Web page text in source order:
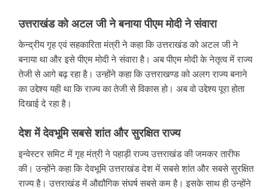
उत्तराखंड को अटल जी ने बनाया पीएम मोदी ने संवारा
केन्द्रीय गृह एवं सहकारिता मंत्री ने कहा कि उत्तराखंड को अटल जी ने
बनाया था और इसे पीएम मोदी ने संवारा है। अब पीएम मोदी के नेतृत्व में राज्य
तेजी से आगे बढ़ रहा है। उन्होंने कहा कि उत्तराखण्ड को अलग राज्य बनाने
का उद्देश्य यही था कि राज्य का तेजी से विकास हो। अब वो उद्देश्य पूरा होता
दिखाई दे रहा है।
देश में देवभूमि सबसे शांत और सुरक्षित राज्य
इन्वेस्टर समिट में गृह मंत्री ने पहाड़ी राज्य उत्तराखंड की जमकर तारीफ
की। उन्होंने कहा कि देवभूमि उत्तराखंड देश में सबसे शांत और सबसे सुरक्षित
राज्य है। उत्तराखंड में औद्यौगिक संघर्ष सबसे कम है। इसके साथ ही उन्होंने